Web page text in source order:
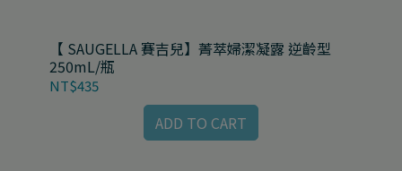
【 SAUGELLA 賽吉兒】菁萃婦潔凝露 逆齡型
250mL/瓶
NT$435
ADD TO CART